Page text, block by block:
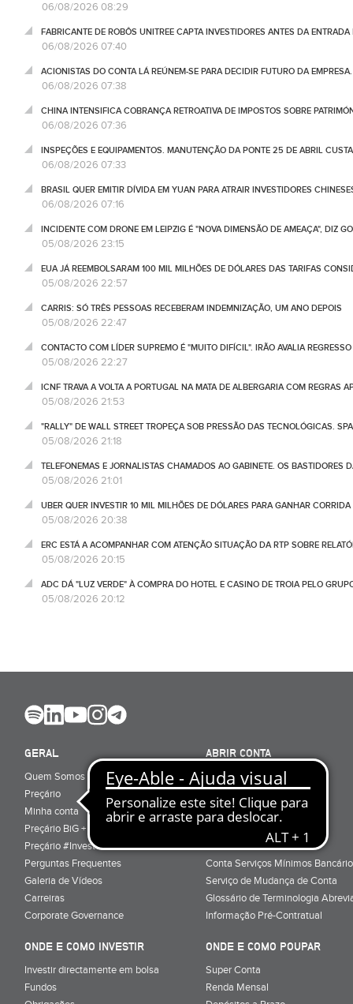
06/08/2026 08:29
FABRICANTE DE ROBÔS UNITREE CAPTA INVESTIDORES ANTES DA ENTRADA
06/08/2026 07:40
ACIONISTAS DO CONTA LÁ REÚNEM-SE PARA DECIDIR FUTURO DA
06/08/2026 07:38
CHINA INTENSIFICA COBRANÇA RETROATIVA DE IMPOSTOS SOBRE
06/08/2026 07:36
INSPEÇÕES E EQUIPAMENTOS. MANUTENÇÃO DA PONTE 25 DE ABRIL
06/08/2026 07:33
BRASIL QUER EMITIR DÍVIDA EM YUAN PARA ATRAIR INVESTIDORES
06/08/2026 07:16
INCIDENTE COM DRONE EM LEIPZIG É "NOVA DIMENSÃO DE AMEAÇA", DIZ
05/08/2026 23:15
EUA JÁ REEMBOLSARAM 100 MIL MILHÕES DE DÓLARES DAS TARIFAS
05/08/2026 22:57
CARRIS: SÓ TRÊS PESSOAS RECEBERAM INDEMNIZAÇÃO, UM ANO DEPOIS
05/08/2026 22:47
CONTACTO COM LÍDER SUPREMO É "MUITO DIFÍCIL". IRÃO AVALIA
05/08/2026 22:27
ICNF TRAVA A VOLTA A PORTUGAL NA MATA DE ALBERGARIA COM REGRAS
05/08/2026 21:53
"RALLY" DE WALL STREET TROPEÇA SOB PRESSÃO DAS TECNOLÓGICAS.
05/08/2026 21:18
TELEFONEMAS E JORNALISTAS CHAMADOS AO GABINETE. OS BASTIDORES
05/08/2026 21:01
UBER QUER INVESTIR 10 MIL MILHÕES DE DÓLARES PARA GANHAR
05/08/2026 20:38
ERC ESTÁ A ACOMPANHAR COM ATENÇÃO SITUAÇÃO DA RTP SOBRE
05/08/2026 20:15
ADC DÁ "LUZ VERDE" À COMPRA DO HOTEL E CASINO DE TROIA PELO
05/08/2026 20:12
GERAL
Quem Somos
Preçário
Minha conta
Preçário BiG +
Preçário #Investe_no_Futuro
Perguntas Frequentes
Galeria de Vídeos
Carreiras
Corporate Governance
ABRIR CONTA
Porquê ser cliente
Particulares
Júnior (sub-18)
Cartões
Conta Serviços Mínimos
Serviço de Mudança de Conta
Glossário de Terminologia
Informação Pré-Contratual
ONDE E COMO INVESTIR
Investir directamente em bolsa
Fundos
ONDE E COMO POUPAR
Super Conta
Renda Mensal